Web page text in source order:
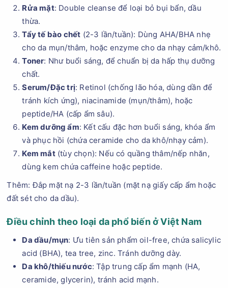
Rửa mặt: Double cleanse để loại bỏ bụi bẩn, dầu
thừa.
Tẩy tế bào chết (2-3 lần/tuần): Dùng AHA/BHA nhẹ
cho da mụn/thâm, hoặc enzyme cho da nhạy cảm/khô.
Toner: Như buổi sáng, để chuẩn bị da hấp thụ dưỡng
chất.
Serum/Đặc trị: Retinol (chống lão hóa, dùng dần để
tránh kích ứng), niacinamide (mụn/thâm), hoặc
peptide/HA (cấp ẩm sâu).
Kem dưỡng ẩm: Kết cấu đặc hơn buổi sáng, khóa ẩm
và phục hồi (chứa ceramide cho da khô/nhạy cảm).
Kem mắt(tùy chọn): Nếu có quầng thâm/nếp nhăn,
dùng kem chứa caffeine hoặc peptide.
Thêm: Đắp mặt nạ 2-3 lần/tuần (mặt nạ giấy cấp ẩm hoặc
đất sét cho da dầu).
Điều chỉnh theo loại da phổ biến ở Việt Nam
Da dầu/mụn: Ưu tiên sản phẩm oil-free, chứa salicylic
acid (BHA), tea tree, zinc. Tránh dưỡng dày.
Da khô/thiếu nước: Tập trung cấp ẩm mạnh (HA,
ceramide, glycerin), tránh acid mạnh.